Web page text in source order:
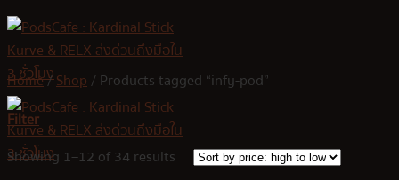
Skip
to
content
Home/Shop/ Products tagged “infy-pod”
Filter
Showing 1–12 of 34 results